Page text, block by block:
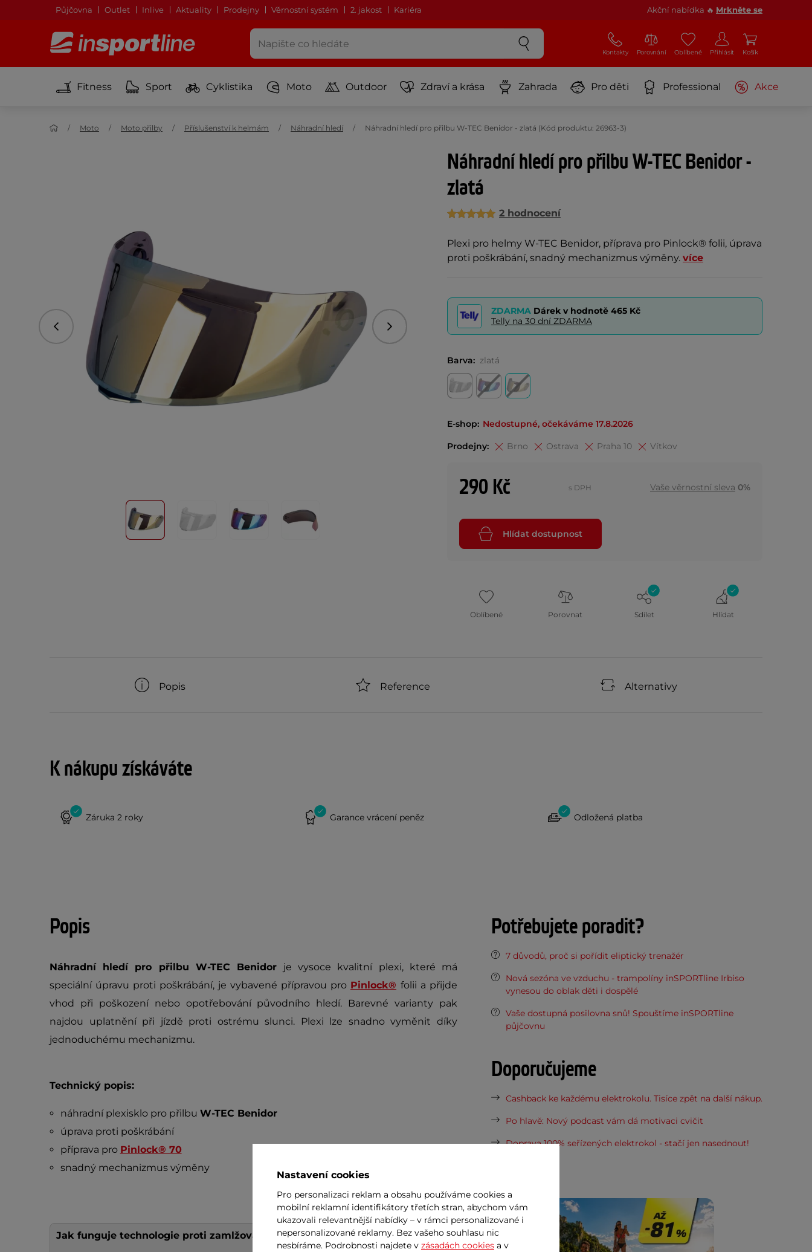
Půjčovna Outlet Inlive Aktuality Prodejny Věrnostní systém 2. jakost Kariéra Akční nabídka 🔥 Mrkněte se
Kontakty Porovnání Oblíbené Přihlásit Košík
Fitness Sport Cyklistika Moto Outdoor Zdraví a krása Zahrada Pro děti Professional Akce
Moto Moto přilby Příslušenství k helmám Náhradní hledí Náhradní hledí pro přilbu W-TEC Benidor - zlatá (Kód produktu: 26963-3)
Náhradní hledí pro přilbu W-TEC Benidor -
zlatá
2 hodnocení
Plexi pro helmy W-TEC Benidor, příprava pro Pinlock® folii, úprava
proti poškrábání, snadný mechanizmus výměny. více
Předchozí Následující
ZDARMA Dárek v hodnotě 465 Kč
Telly na 30 dní ZDARMA
Barva: zlatá
E-shop: Nedostupné, očekáváme 17.8.2026
Prodejny: Brno Ostrava Praha 10 Vítkov
290 Kč s DPH Vaše věrnostní sleva 0%
Hlídat dostupnost
Oblíbené Porovnat Sdílet Hlídat
Popis Reference Alternativy
K nákupu získáváte
Záruka 2 roky Garance vrácení peněz Odložená platba
Popis
Náhradní hledí pro přilbu W-TEC Benidor je vysoce kvalitní plexi, které má
speciální úpravu proti poškrábání, je vybavené přípravou pro Pinlock® folii a přijde
vhod při poškození nebo opotřebování původního hledí. Barevné varianty pak
najdou uplatnění při jízdě proti ostrému slunci. Plexi lze snadno vyměnit díky
jednoduchému mechanizmu.
Technický popis:
náhradní plexisklo pro přilbu W-TEC Benidor
úprava proti poškrábání
příprava pro Pinlock® 70
snadný mechanizmus výměny
Jak funguje technologie proti zamlžování Pinlock®?
Potřebujete poradit?
7 důvodů, proč si pořídit eliptický trenažér
Nová sezóna ve vzduchu - trampolíny inSPORTline Irbiso
vynesou do oblak děti i dospělé
Vaše dostupná posilovna snů! Spouštíme inSPORTline
půjčovnu
Doporučujeme
Cashback ke každému elektrokolu. Tisíce zpět na další nákup.
Po hlavě: Nový podcast vám dá motivaci cvičit
Doprava 100% seřízených elektrokol - stačí jen nasednout!
Nastavení cookies
Pro personalizaci reklam a obsahu používáme cookies a
mobilní reklamní identifikátory třetích stran, abychom vám
ukazovali relevantnější nabídky – v rámci personalizované i
nepersonalizované reklamy. Bez vašeho souhlasu nic
nesbíráme. Podrobnosti najdete v zásadách cookies a v